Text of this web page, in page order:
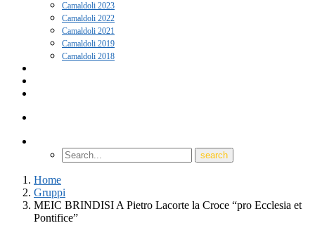
Camaldoli 2023
Camaldoli 2022
Camaldoli 2021
Camaldoli 2019
Camaldoli 2018
Home
Gruppi
MEIC BRINDISI A Pietro Lacorte la Croce “pro Ecclesia et
Pontifice”